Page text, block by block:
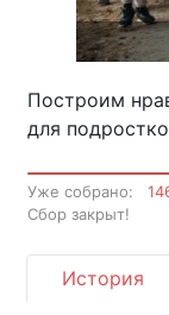
Построим
для
Уже собрано:
Cбор закрыт!
История